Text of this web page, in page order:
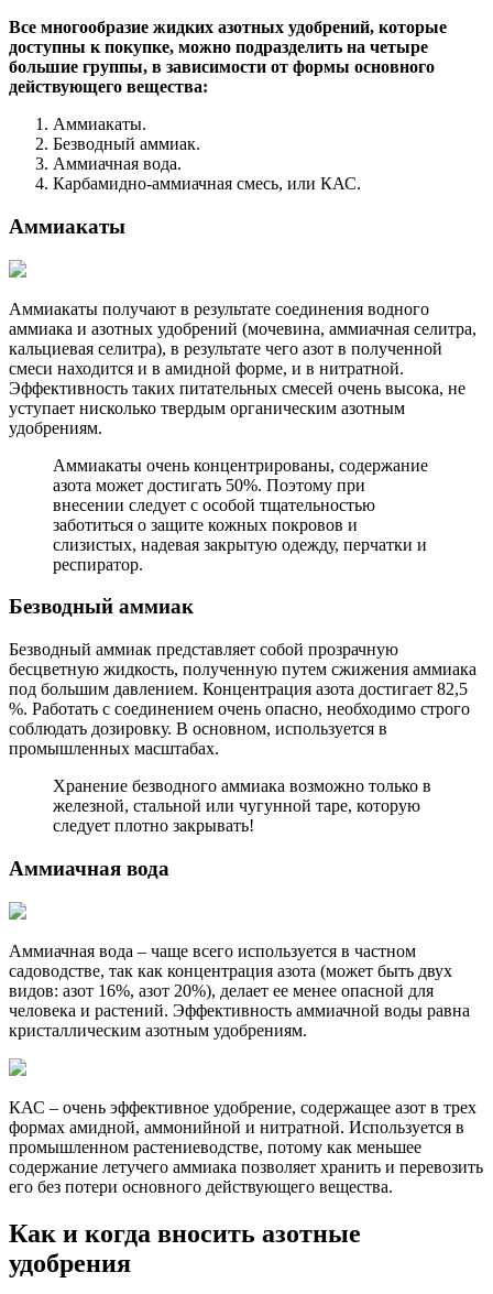
Все многообразие жидких азотных удобрений, которые
доступны к покупке, можно подразделить на четыре
большие группы, в зависимости от формы основного
действующего вещества:
Аммиакаты.
Безводный аммиак.
Аммиачная вода.
Карбамидно-аммиачная смесь, или КАС.
Аммиакаты
Аммиакаты получают в результате соединения водного
аммиака и азотных удобрений (мочевина, аммиачная селитра,
кальциевая селитра), в результате чего азот в полученной
смеси находится и в амидной форме, и в нитратной.
Эффективность таких питательных смесей очень высока, не
уступает нисколько твердым органическим азотным
удобрениям.
Аммиакаты очень концентрированы, содержание
азота может достигать 50%. Поэтому при
внесении следует с особой тщательностью
заботиться о защите кожных покровов и
слизистых, надевая закрытую одежду, перчатки и
респиратор.
Безводный аммиак
Безводный аммиак представляет собой прозрачную
бесцветную жидкость, полученную путем сжижения аммиака
под большим давлением. Концентрация азота достигает 82,5
%. Работать с соединением очень опасно, необходимо строго
соблюдать дозировку. В основном, используется в
промышленных масштабах.
Хранение безводного аммиака возможно только в
железной, стальной или чугунной таре, которую
следует плотно закрывать!
Аммиачная вода
Аммиачная вода – чаще всего используется в частном
садоводстве, так как концентрация азота (может быть двух
видов: азот 16%, азот 20%), делает ее менее опасной для
человека и растений. Эффективность аммиачной воды равна
кристаллическим азотным удобрениям.
КАС – очень эффективное удобрение, содержащее азот в трех
формах амидной, аммонийной и нитратной. Используется в
промышленном растениеводстве, потому как меньшее
содержание летучего аммиака позволяет хранить и перевозить
его без потери основного действующего вещества.
Как и когда вносить азотные
удобрения